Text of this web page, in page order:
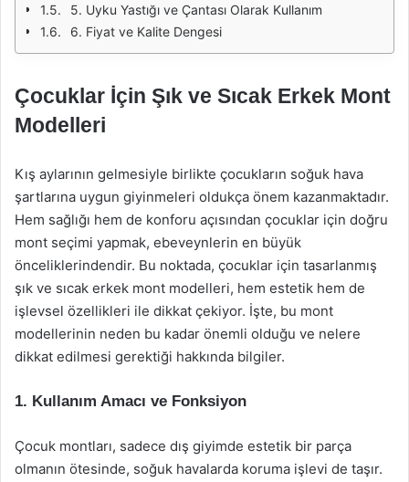
5. Uyku Yastığı ve Çantası Olarak Kullanım
6. Fiyat ve Kalite Dengesi
Çocuklar İçin Şık ve Sıcak Erkek Mont
Modelleri
Kış aylarının gelmesiyle birlikte çocukların soğuk hava
şartlarına uygun giyinmeleri oldukça önem kazanmaktadır.
Hem sağlığı hem de konforu açısından çocuklar için doğru
mont seçimi yapmak, ebeveynlerin en büyük
önceliklerindendir. Bu noktada, çocuklar için tasarlanmış
şık ve sıcak erkek mont modelleri, hem estetik hem de
işlevsel özellikleri ile dikkat çekiyor. İşte, bu mont
modellerinin neden bu kadar önemli olduğu ve nelere
dikkat edilmesi gerektiği hakkında bilgiler.
1. Kullanım Amacı ve Fonksiyon
Çocuk montları, sadece dış giyimde estetik bir parça
olmanın ötesinde, soğuk havalarda koruma işlevi de taşır.